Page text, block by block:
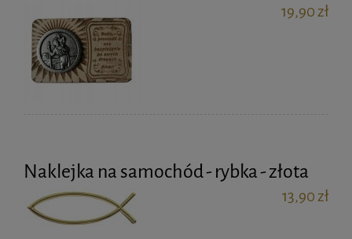
19,90 zł
Naklejka na samochód - rybka - złota
13,90 zł